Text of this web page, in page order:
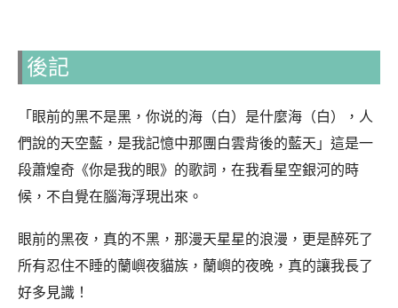
後記
「眼前的黑不是黑，你说的海（白）是什麼海（白），人
們說的天空藍，是我記憶中那團白雲背後的藍天」這是一
段蕭煌奇《你是我的眼》的歌詞，在我看星空銀河的時
候，不自覺在腦海浮現出來。
眼前的黑夜，真的不黑，那漫天星星的浪漫，更是醉死了
所有忍住不睡的蘭嶼夜貓族，蘭嶼的夜晚，真的讓我長了
好多見識！